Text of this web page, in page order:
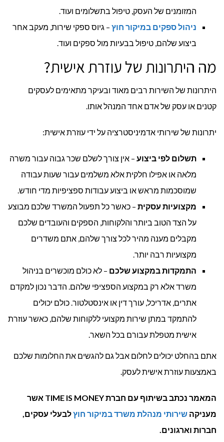
המזומנים של העסק, טיפול בתשלומים ועוד.
ניהול ספקים במיקור חוץ – גיוס ספקי שירות, מעקב אחר
ביצוע שלהם, טיפול בבעיות מול ספקים ועוד.
מה היתרונות של עוזרת אישית?
היתרונות של השירות רבים מאוד ובעיקר מתאימים לעסקים
קטנים או עסק של אדם אחד המנהל אותו.
יתרונות של שירותי אדמיניסטרציה על ידי עוזרת אישית:
תשלום לפי ביצוע – אין צורך לשלם שכר גבוה עבור משרה
מלאה או אפילו חלקית אלא משלמים עבור שעות עבודה
שמוסכמות מראש או ביצוע עבודות ספציפיות מדי חודש.
מקצועיות עסקית – כאשר כל תפעול המשרד שלכם מבוצע
על הצד הטוב ביותר והלקוחות, הספקים והעובדים שלכם
מקבלים מענה מהיר לכל צורך שלהם, אתם משדרים
מקצועיות רבה יותר.
התמקדות במקצוע שלכם – לא כולם מוכשרים בניהול
משרד אלא רק במקצוע הספציפי שלהם. הדבר נכון למקדם
אתרים, אדריכל, עורך דין או אינסטלטור. כולם יכולים
להתמקד במתן שירות מקצועי ללקוחות שלהם, כאשר עוזרת
אישית מטפלת עבורם בכל השאר.
אתם בהחלט יכולים לחלום אבל גם להגשים את החלומות שלכם
באמצעות עוזרת אישית לעסק.
המאמר נכתב בשיתוף עם חברת TIME IS MONEY אשר
מעניקה שירותי מנהלת משרד במיקור חוץלבעלי עסקים,
חברות וארגונים.